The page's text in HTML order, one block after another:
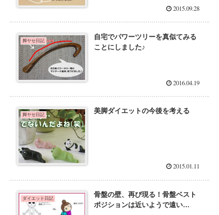
2015.09.28
脚ヤセ日記
自宅でパワーツリーを真似てみる
ことにしました♪
2016.04.19
脚ヤセ日記 美脚ダイエットの今後を考える
2015.01.11
ダイエット日記
骨盤の壁、再び現る！骨盤ベスト
ポジションは近いようで遠い…